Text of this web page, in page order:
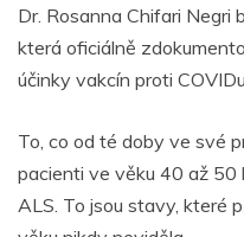
Dr. Rosanna Chifari Negri
která oficiálně
účinky vakcín proti
To, co od té doby ve své
pacienti ve věku 40 až 50
ALS. To jsou stavy, které